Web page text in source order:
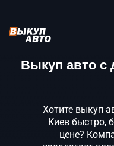
Выкуп авто с
Хотите выкуп
Киев быстро,
цене?